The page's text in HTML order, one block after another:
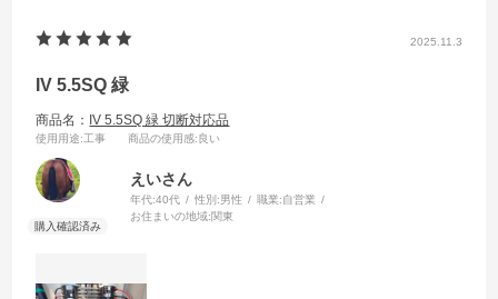
2025.11.3
IV 5.5SQ 緑
商品名： IV 5.5SQ 緑 切断対応品
使用用途:工事 商品の使用感:良い
えいさん
年代:40代 性別:男性 職業:自営業
お住まいの地域:関東